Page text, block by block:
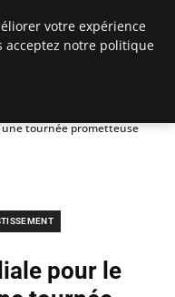
tournée prometteuse
pour le
votre expérience
acceptez notre politique